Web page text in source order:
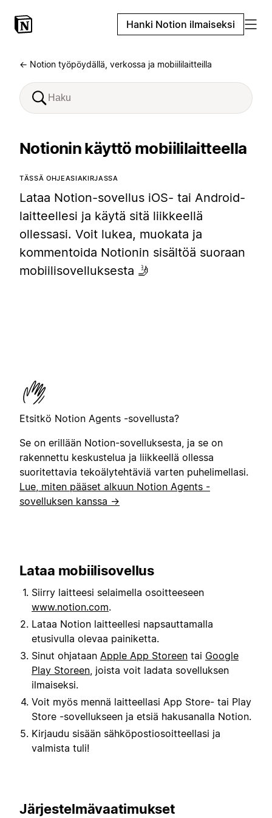
Hanki Notion ilmaiseksi
← Notion työpöydällä, verkossa ja mobiililaitteilla
Notionin käyttö mobiililaitteella
TÄSSÄ OHJEASIAKIRJASSA
Lataa Notion-sovellus iOS- tai Android-
laitteellesi ja käytä sitä liikkeellä
ollessasi. Voit lukea, muokata ja
kommentoida Notionin sisältöä suoraan
mobiilisovelluksesta 🤳
Etsitkö Notion Agents -sovellusta?
Se on erillään Notion-sovelluksesta, ja se on
rakennettu keskustelua ja liikkeellä ollessa
suoritettavia tekoälytehtäviä varten puhelimellasi.
Lue, miten pääset alkuun Notion Agents -
sovelluksen kanssa →
Lataa mobiilisovellus
Siirry laitteesi selaimella osoitteeseen
www.notion.com.
Lataa Notion laitteellesi napsauttamalla
etusivulla olevaa painiketta.
Sinut ohjataan Apple App Storeen tai Google
Play Storeen , joista voit ladata sovelluksen
ilmaiseksi.
Voit myös mennä laitteellasi App Store- tai Play
Store -sovellukseen ja etsiä hakusanalla Notion.
Kirjaudu sisään sähköpostiosoitteellasi ja
valmista tuli!
Järjestelmävaatimukset